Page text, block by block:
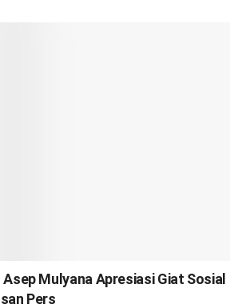
Mulyana Apresiasi Giat Sosial
Pers